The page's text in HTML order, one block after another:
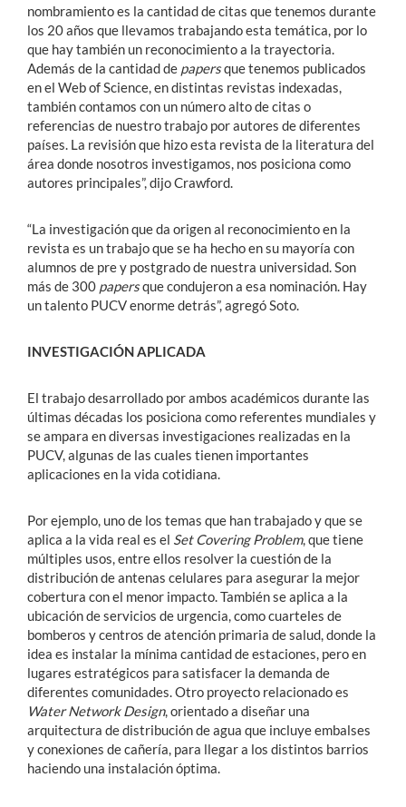
nombramiento es la cantidad de citas que tenemos durante
los 20 años que llevamos trabajando esta temática, por lo
que hay también un reconocimiento a la trayectoria.
Además de la cantidad de papersque tenemos publicados
en el Web of Science, en distintas revistas indexadas,
también contamos con un número alto de citas o
referencias de nuestro trabajo por autores de diferentes
países. La revisión que hizo esta revista de la literatura del
área donde nosotros investigamos, nos posiciona como
autores principales”, dijo Crawford.
“La investigación que da origen al reconocimiento en la
revista es un trabajo que se ha hecho en su mayoría con
alumnos de pre y postgrado de nuestra universidad. Son
más de 300 papersque condujeron a esa nominación. Hay
un talento PUCV enorme detrás”, agregó Soto.
INVESTIGACIÓN APLICADA
El trabajo desarrollado por ambos académicos durante las
últimas décadas los posiciona como referentes mundiales y
se ampara en diversas investigaciones realizadas en la
PUCV, algunas de las cuales tienen importantes
aplicaciones en la vida cotidiana.
Por ejemplo, uno de los temas que han trabajado y que se
aplica a la vida real es el Set Covering Problem, que tiene
múltiples usos, entre ellos resolver la cuestión de la
distribución de antenas celulares para asegurar la mejor
cobertura con el menor impacto. También se aplica a la
ubicación de servicios de urgencia, como cuarteles de
bomberos y centros de atención primaria de salud, donde la
idea es instalar la mínima cantidad de estaciones, pero en
lugares estratégicos para satisfacer la demanda de
diferentes comunidades. Otro proyecto relacionado es
Water Network Design, orientado a diseñar una
arquitectura de distribución de agua que incluye embalses
y conexiones de cañería, para llegar a los distintos barrios
haciendo una instalación óptima.